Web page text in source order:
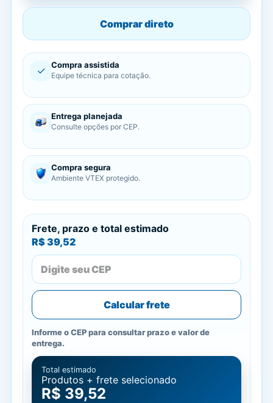
Comprar direto
✓ Compra assistida
Equipe técnica para cotação.
Entrega planejada
Consulte opções por CEP.
Compra segura
Ambiente VTEX protegido.
Frete, prazo e total estimado
R$ 39,52
Calcular frete
Informe o CEP para consultar prazo e valor de
entrega.
Total estimado
Produtos + frete selecionado
R$ 39,52